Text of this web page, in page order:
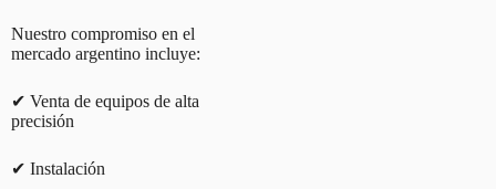
Nuestro compromiso en el
mercado argentino incluye:
✔ Venta de equipos de alta
precisión
✔ Instalación